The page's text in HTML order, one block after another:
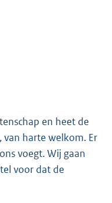
en heet de
van harte welkom. Er
voegt. Wij gaan
voor dat de